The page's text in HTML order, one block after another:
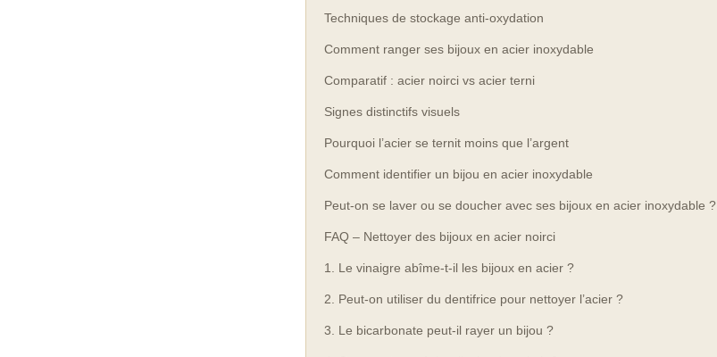
Techniques de stockage anti-oxydation
Comment ranger ses bijoux en acier inoxydable
Comparatif : acier noirci vs acier terni
Signes distinctifs visuels
Pourquoi l’acier se ternit moins que l’argent
Comment identifier un bijou en acier inoxydable
Peut-on se laver ou se doucher avec ses bijoux en acier inoxydable ?
FAQ – Nettoyer des bijoux en acier noirci
1. Le vinaigre abîme-t-il les bijoux en acier ?
2. Peut-on utiliser du dentifrice pour nettoyer l’acier ?
3. Le bicarbonate peut-il rayer un bijou ?